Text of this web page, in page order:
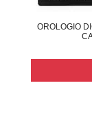
OROLOGIO